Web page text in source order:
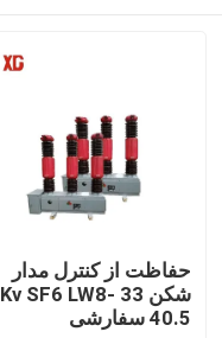
حفاظت از کنترل مدار
شکن 33 Kv SF6 LW8-
40.5 سفارشی